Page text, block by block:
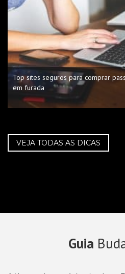
Top sites seguros para comprar
em furada
VEJA TODAS AS DICAS
Guia